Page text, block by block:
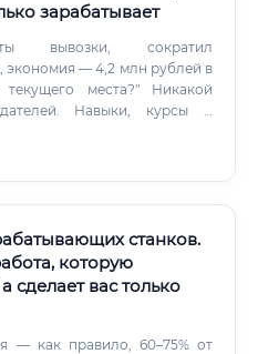
зарабатывает
вывозки, сократил
экономия — 4,2 млн рублей в
Навыки, курсы и
станков.
которую
сделает вас только
— как правило, 60–75% от